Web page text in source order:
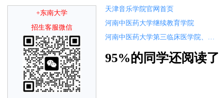
+东南大学
招生客服微信
天津音乐学院官网首页
河南中医药大学继续教育学院
河南中医药大学第三临床医学院、针灸推拿学院
95%的同学还阅读